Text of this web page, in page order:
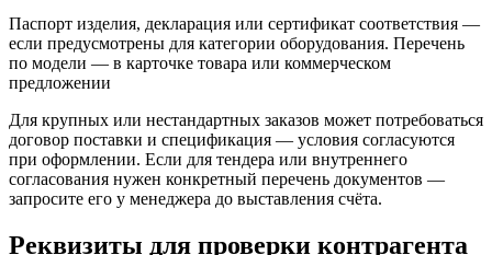
Паспорт изделия, декларация или сертификат соответствия —
если предусмотрены для категории оборудования. Перечень
по модели — в карточке товара или коммерческом
предложении
Для крупных или нестандартных заказов может потребоваться
договор поставки и спецификация — условия согласуются
при оформлении. Если для тендера или внутреннего
согласования нужен конкретный перечень документов —
запросите его у менеджера до выставления счёта.
Реквизиты для проверки контрагента